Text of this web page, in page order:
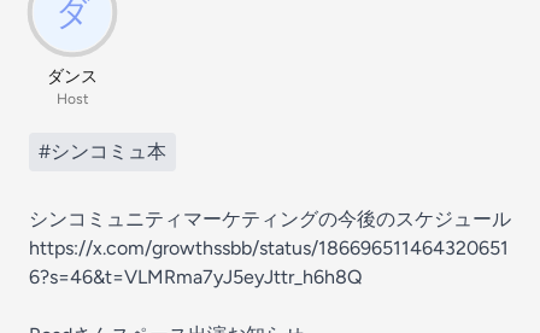
ダンス
Host
#シンコミュ本
シンコミュニティマーケティングの今後のスケジュール
https://x.com/growthssbb/status/186696511464320651
6?s=46&t=VLMRma7yJ5eyJttr_h6h8Q